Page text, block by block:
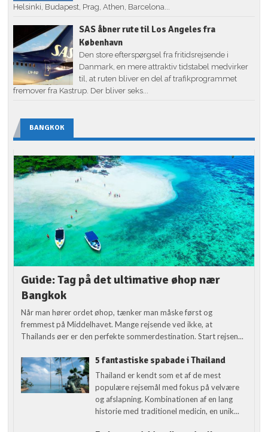
Helsinki, Budapest, Prag, Athen, Barcelona...
SAS åbner rute til Los Angeles fra
København
Den store efterspørgsel fra fritidsrejsende i
Danmark, en mere attraktiv tidstabel medvirker
til, at ruten bliver en del af trafikprogrammet
fremover fra Kastrup. Der bliver seks...
BANGKOK
Guide: Tag på det ultimative øhop nær
Bangkok
Når man hører ordet øhop, tænker man måske først og
fremmest på Middelhavet. Mange rejsende ved ikke, at
Thailands øer er den perfekte sommerdestination. Start rejsen...
5 fantastiske spabade i Thailand
Thailand er kendt som et af de mest
populære rejsemål med fokus på velvære
og afslapning. Kombinationen af en lang
historie med traditionel medicin, en unik...